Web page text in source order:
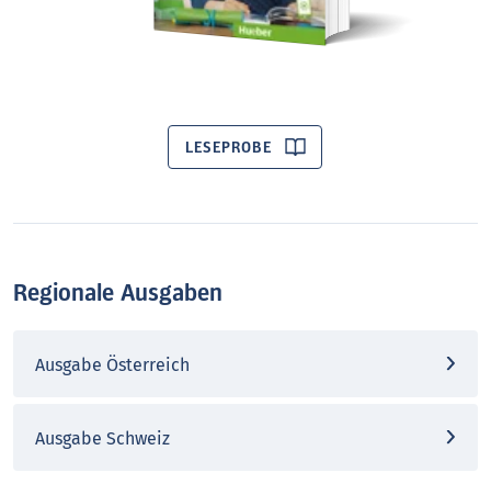
LESEPROBE
Regionale Ausgaben
Ausgabe Österreich
Ausgabe Schweiz